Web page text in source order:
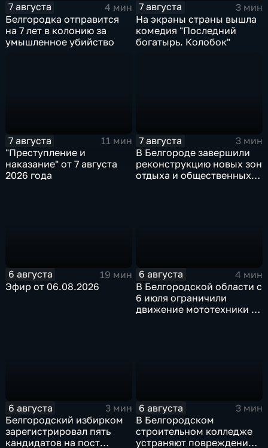
7 августа
4 мин
Белгородка отправится
на 7 лет в колонию за
умышленное убийство
7 августа
3 мин
На экраны страны вышла
комедия "Последний
богатырь. Колобок"
7 августа
11 мин
"Преступление и
наказание" от 7 августа
2026 года
7 августа
3 мин
В Белгороде завершили
реконструкцию новых зон
отдыха и общественных
6 августа
19 мин
Эфир от 06.08.2026
6 августа
4 мин
В Белгородской области с
6 июля ограничили
движение мототехники в
6 августа
3 мин
Белгородский избирком
зарегистрировал пять
кандидатов на пост
6 августа
3 мин
В Белгородском
строительном колледже
устраняют повреждения